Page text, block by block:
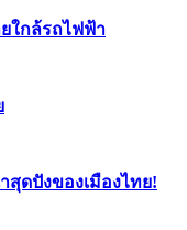
ใกล้รถไฟฟ้า
ดปังของเมืองไทย!